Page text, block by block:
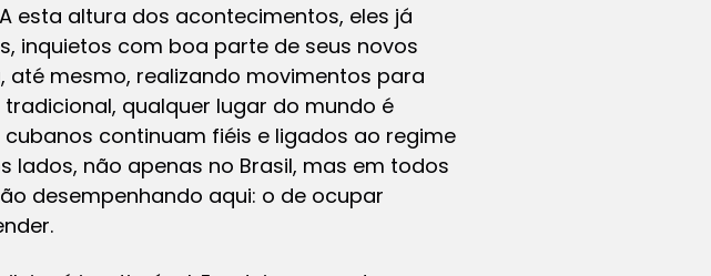
esta altura dos acontecimentos, eles já
inquietos com boa parte de seus novos
mesmo, realizando movimentos para
qualquer lugar do mundo é
continuam fiéis e ligados ao regime
não apenas no Brasil, mas em todos
desempenhando aqui: o de ocupar